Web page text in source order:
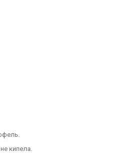
кипела.